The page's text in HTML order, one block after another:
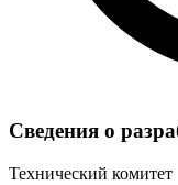
Сведения о
Технический комитет